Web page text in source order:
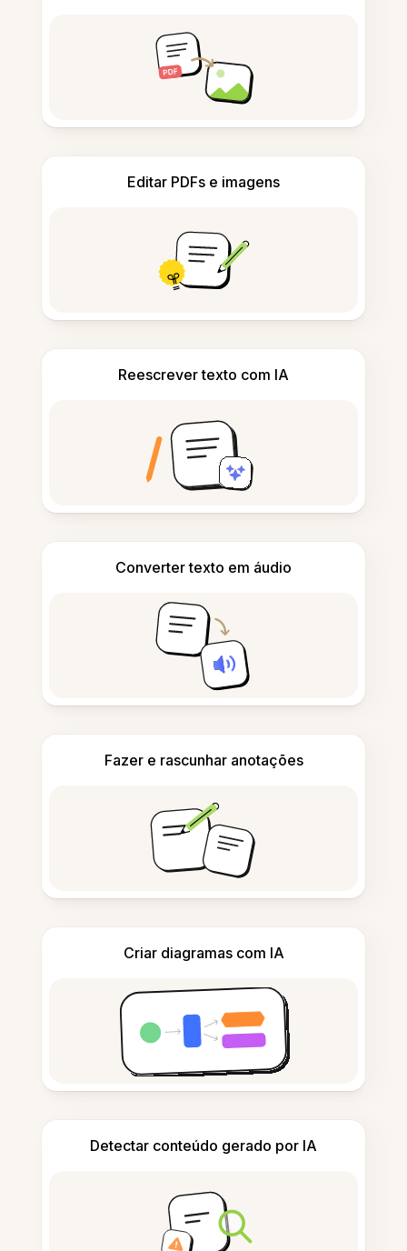
Editar PDFs e imagens
Reescrever texto com IA
Converter texto em áudio
Fazer e rascunhar anotações
Criar diagramas com IA
Detectar conteúdo gerado por IA